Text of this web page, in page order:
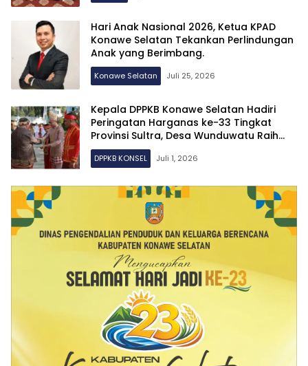
Hari Anak Nasional 2026, Ketua KPAD
Konawe Selatan Tekankan Perlindungan
Anak yang Berimbang.
Konawe Selatan Juli 25, 2026
Kepala DPPKB Konawe Selatan Hadiri
Peringatan Harganas ke-33 Tingkat
Provinsi Sultra, Desa Wunduwatu Raih
Juara I Kampung KB
DPPKB KONSEL Juli 1, 2026